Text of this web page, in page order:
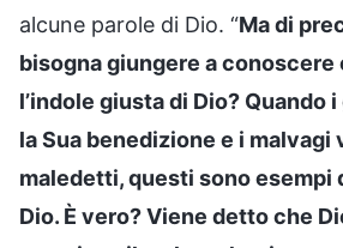
alcune parole di Dio. “Ma di
bisogna giungere a conoscere
l’indole giusta di Dio? Quando
la Sua benedizione e i malvagi
maledetti, questi sono esempi
Dio. È vero? Viene detto che